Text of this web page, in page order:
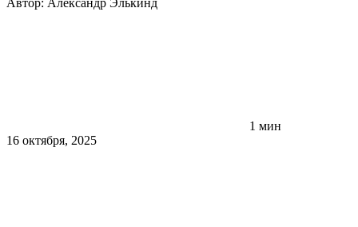
Автор: Александр Элькинд
1 мин
16 октября, 2025